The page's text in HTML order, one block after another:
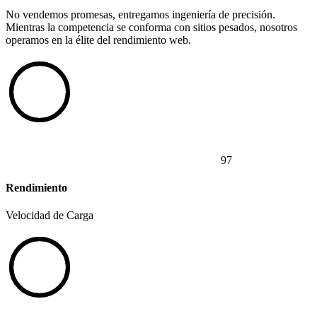
No vendemos promesas, entregamos ingeniería de precisión.
Mientras la competencia se conforma con sitios pesados, nosotros
operamos en la élite del rendimiento web.
97
Rendimiento
Velocidad de Carga